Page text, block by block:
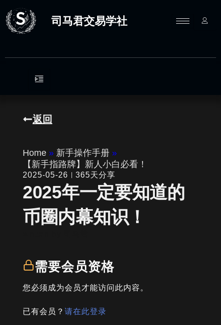
至
内
司马君交易学社
返回
Home » 新手操作手册 »
【新手指路牌】新人小白必看！
2025-05-26 365天分享
2025年一定要知道的
币圈内幕知识！
需要会员资格
您必须成为会员才能访问此内容。
已有会员？ 请在此登录